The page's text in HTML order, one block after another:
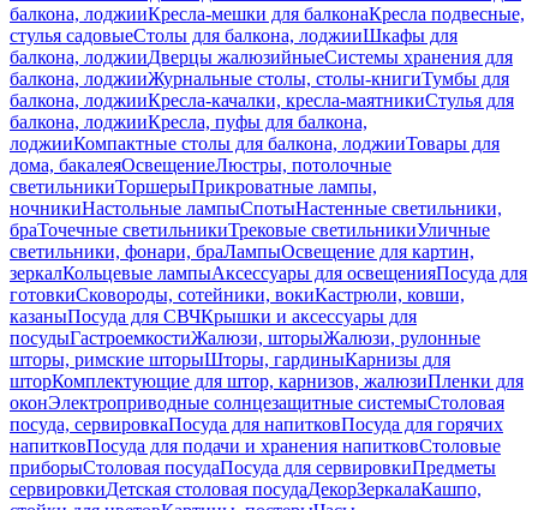
балкона, лоджииКресла-мешки для балконаКресла подвесные,
стулья садовыеСтолы для балкона, лоджииШкафы для
балкона, лоджииДверцы жалюзийныеСистемы хранения для
балкона, лоджииЖурнальные столы, столы-книгиТумбы для
балкона, лоджииКресла-качалки, кресла-маятникиСтулья для
балкона, лоджииКресла, пуфы для балкона,
лоджииКомпактные столы для балкона, лоджииТовары для
дома, бакалеяОсвещениеЛюстры, потолочные
светильникиТоршерыПрикроватные лампы,
ночникиНастольные лампыСпотыНастенные светильники,
браТочечные светильникиТрековые светильникиУличные
светильники, фонари, браЛампыОсвещение для картин,
зеркалКольцевые лампыАксессуары для освещенияПосуда для
готовкиСковороды, сотейники, вокиКастрюли, ковши,
казаныПосуда для СВЧКрышки и аксессуары для
посудыГастроемкостиЖалюзи, шторыЖалюзи, рулонные
шторы, римские шторыШторы, гардиныКарнизы для
шторКомплектующие для штор, карнизов, жалюзиПленки для
оконЭлектроприводные солнцезащитные системыСтоловая
посуда, сервировкаПосуда для напитковПосуда для горячих
напитковПосуда для подачи и хранения напитковСтоловые
приборыСтоловая посудаПосуда для сервировкиПредметы
сервировкиДетская столовая посудаДекорЗеркалаКашпо,